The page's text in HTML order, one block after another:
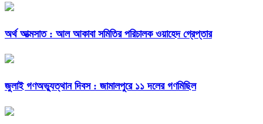
অর্থ আত্মসাত : আল আকাবা সমিতির পরিচালক ওয়াহেদ গ্রেপ্তার
জুলাই গণঅভ্যুত্থান দিবস : জামালপুরে ১১ দলের গণমিছিল